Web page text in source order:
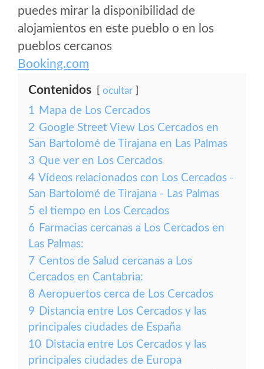
puedes mirar la disponibilidad de
alojamientos en este pueblo o en los
pueblos cercanos
Booking.com
Contenidos ocultar
1 Mapa de Los Cercados
2 Google Street View Los Cercados en
San Bartolomé de Tirajana en Las Palmas
3 Que ver en Los Cercados
4 Vídeos relacionados con Los Cercados -
San Bartolomé de Tirajana - Las Palmas
5 el tiempo en Los Cercados
6 Farmacias cercanas a Los Cercados en
Las Palmas:
7 Centos de Salud cercanas a Los
Cercados en Cantabria:
8 Aeropuertos cerca de Los Cercados
9 Distancia entre Los Cercados y las
principales ciudades de España
10 Distacia entre Los Cercados y las
principales ciudades de Europa